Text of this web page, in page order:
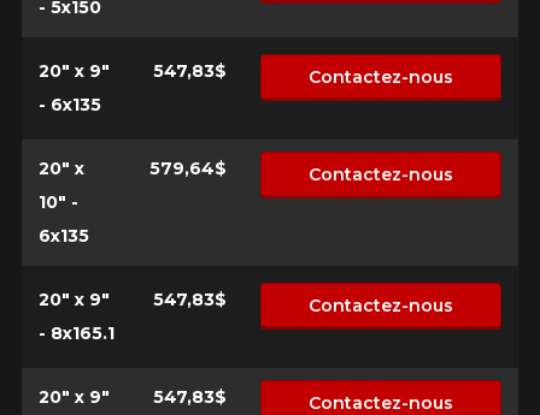
- 5x150
20" x 9"
- 6x135
547,83$ Contactez-nous
20" x
10" -
6x135
579,64$ Contactez-nous
20" x 9"
- 8x165.1
547,83$ Contactez-nous
20" x 9"
547,83$ Contactez-nous